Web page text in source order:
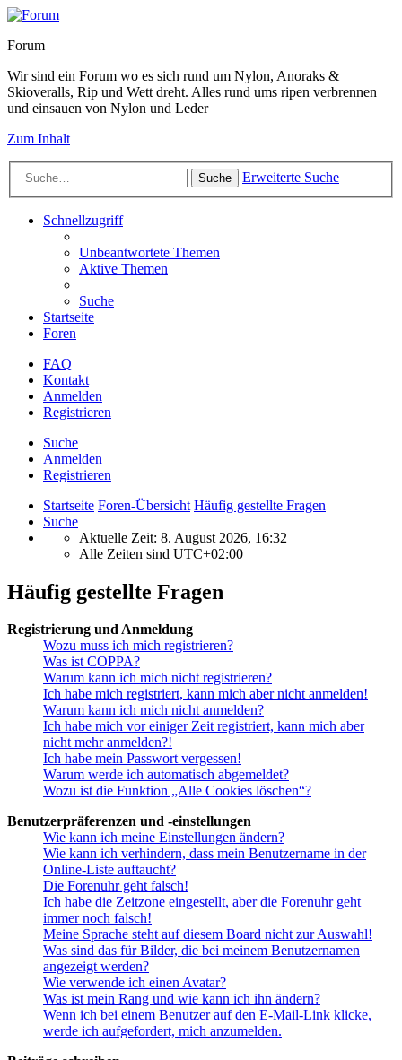
Forum
Wir sind ein Forum wo es sich rund um Nylon, Anoraks &
Skioveralls, Rip und Wett dreht. Alles rund ums ripen verbrennen
und einsauen von Nylon und Leder
Zum Inhalt
Suche Erweiterte Suche
Schnellzugriff
Unbeantwortete Themen
Aktive Themen
Suche
Startseite
Foren
FAQ
Kontakt
Anmelden
Registrieren
Suche
Anmelden
Registrieren
Startseite Foren-Übersicht Häufig gestellte Fragen
Suche
Aktuelle Zeit: 8. August 2026, 16:32
Alle Zeiten sind UTC+02:00
Häufig gestellte Fragen
Registrierung und Anmeldung
Wozu muss ich mich registrieren?
Was ist COPPA?
Warum kann ich mich nicht registrieren?
Ich habe mich registriert, kann mich aber nicht anmelden!
Warum kann ich mich nicht anmelden?
Ich habe mich vor einiger Zeit registriert, kann mich aber
nicht mehr anmelden?!
Ich habe mein Passwort vergessen!
Warum werde ich automatisch abgemeldet?
Wozu ist die Funktion „Alle Cookies löschen“?
Benutzerpräferenzen und -einstellungen
Wie kann ich meine Einstellungen ändern?
Wie kann ich verhindern, dass mein Benutzername in der
Online-Liste auftaucht?
Die Forenuhr geht falsch!
Ich habe die Zeitzone eingestellt, aber die Forenuhr geht
immer noch falsch!
Meine Sprache steht auf diesem Board nicht zur Auswahl!
Was sind das für Bilder, die bei meinem Benutzernamen
angezeigt werden?
Wie verwende ich einen Avatar?
Was ist mein Rang und wie kann ich ihn ändern?
Wenn ich bei einem Benutzer auf den E-Mail-Link klicke,
werde ich aufgefordert, mich anzumelden.